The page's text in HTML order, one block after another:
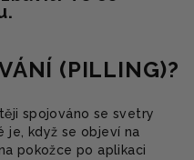
(PILLING)?
spojováno se svetry
je, když se objeví na
pokožce po aplikaci